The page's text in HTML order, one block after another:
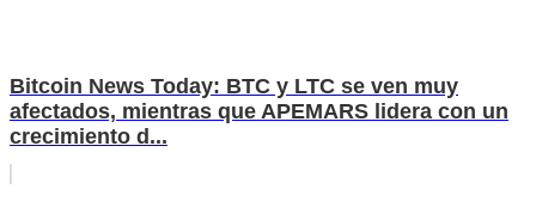
Bitcoin News Today: BTC y LTC se ven muy
afectados, mientras que APEMARS lidera con un
crecimiento d...